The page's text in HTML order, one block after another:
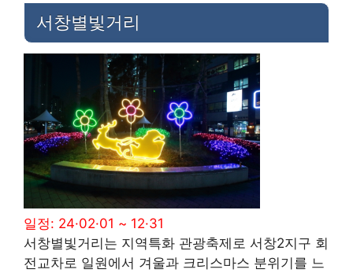
서창별빛거리
일정: 24·02·01 ~ 12·31
서창별빛거리는 지역특화 관광축제로 서창2지구 회
전교차로 일원에서 겨울과 크리스마스 분위기를 느